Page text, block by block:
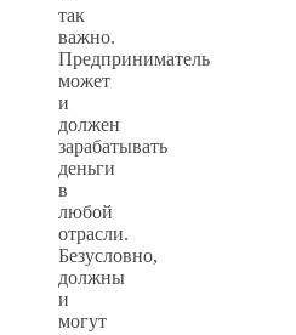
так
важно.
Предприниматель
может
и
должен
зарабатывать
деньги
в
любой
отрасли.
Безусловно,
должны
и
могут